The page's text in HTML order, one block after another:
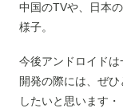
中国のTVや、日本
様子。
今後アンドロイド
開発の際には、ぜ
したいと思います・